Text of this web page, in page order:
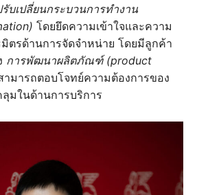
บเปลี่ยนกระบวนการทำงาน
โดยยึดความเข้าใจและความ
ตรด้านการจัดจำหน่าย โดยมีลูกค้า
การพัฒนาผลิตภัณฑ์ (product
ามารถตอบโจทย์ความต้องการของ
มในด้านการบริการ